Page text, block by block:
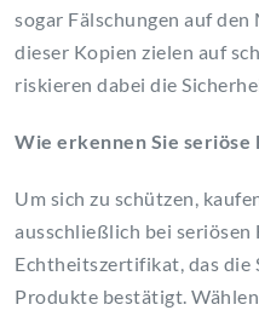
sogar Fälschungen auf
dieser Kopien zielen auf
riskieren dabei die
Wie erkennen Sie seriöse
Um sich zu schützen,
ausschließlich bei seriösen
Echtheitszertifikat, das die
Produkte bestätigt.